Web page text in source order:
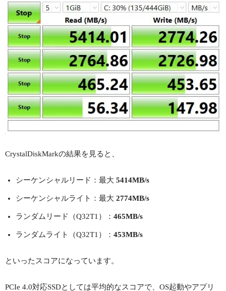
CrystalDiskMarkの結果を見ると、
シーケンシャルリード：最大 5414MB/s
シーケンシャルライト：最大 2774MB/s
ランダムリード（Q32T1）： 465MB/s
ランダムライト（Q32T1）： 453MB/s
といったスコアになっています。
PCIe 4.0対応SSDとしては平均的なスコアで、OS起動やアプリ